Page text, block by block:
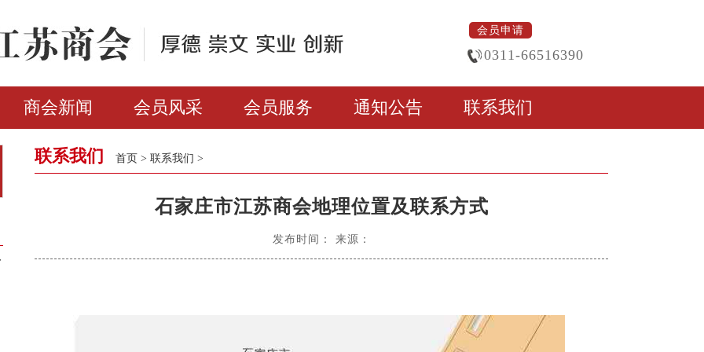
会员申请
0311-66516390
商会新闻 会员风采 会员服务 通知公告 联系我们
联系我们 首页 > 联系我们 >
石家庄市江苏商会地理位置及联系方式
发布时间： 来源：